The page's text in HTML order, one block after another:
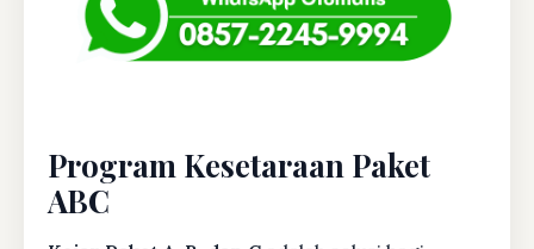
Program Kesetaraan Paket
ABC